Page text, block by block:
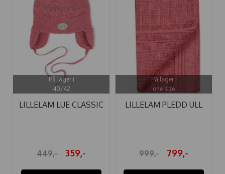
På lager i
40/42
LILLELAM LUE CLASSIC
449,- 359,-
På lager i
one size
LILLELAM PLEDD ULL
999,- 799,-